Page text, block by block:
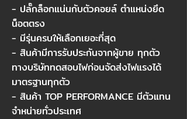
- ปลั๊กล็อกแน่นกับตัวคอยล์ ตำแหน่งยึด
น็อตตรง
- มีรุ่นครบให้เลือกเยอะที่สุด
- สินค้ามีการรับประกันจากผู้ขาย ทุกตัว
ทางบริษัททดสอบไฟก่อนจัดส่งไฟแรงได้
มาตรฐานทุกตัว
- สินค้า TOP PERFORMANCE มีตัวแทน
จำหน่ายทั่วประเทศ